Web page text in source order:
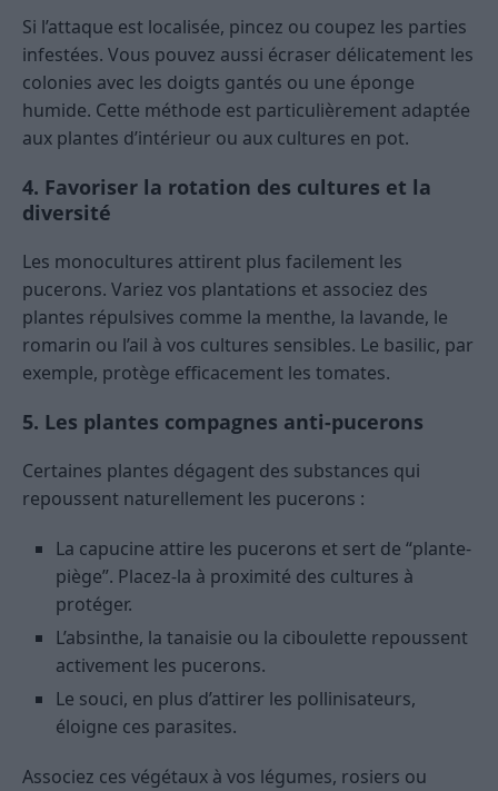
Si l’attaque est localisée, pincez ou coupez les parties
infestées. Vous pouvez aussi écraser délicatement les
colonies avec les doigts gantés ou une éponge
humide. Cette méthode est particulièrement adaptée
aux plantes d’intérieur ou aux cultures en pot.
4. Favoriser la rotation des cultures et la
diversité
Les monocultures attirent plus facilement les
pucerons. Variez vos plantations et associez des
plantes répulsives comme la menthe, la lavande, le
romarin ou l’ail à vos cultures sensibles. Le basilic, par
exemple, protège efficacement les tomates.
5. Les plantes compagnes anti-pucerons
Certaines plantes dégagent des substances qui
repoussent naturellement les pucerons :
La capucine attire les pucerons et sert de “plante-
piège”. Placez-la à proximité des cultures à
protéger.
L’absinthe, la tanaisie ou la ciboulette repoussent
activement les pucerons.
Le souci, en plus d’attirer les pollinisateurs,
éloigne ces parasites.
Associez ces végétaux à vos légumes, rosiers ou